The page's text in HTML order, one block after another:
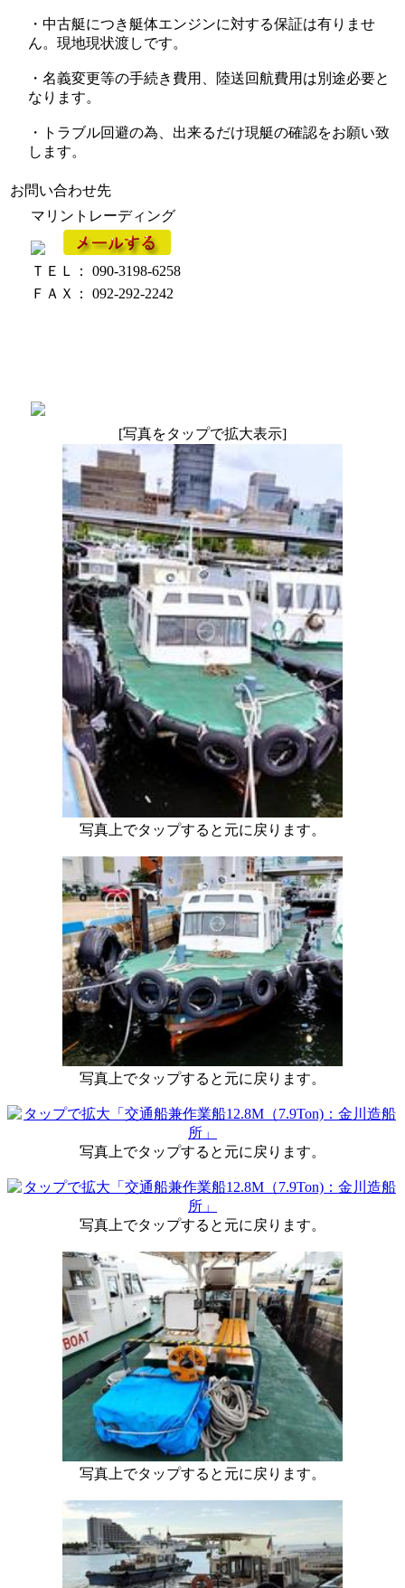
・中古艇につき艇体エンジンに対する保証は有りませ
ん。現地現状渡しです。
・名義変更等の手続き費用、陸送回航費用は別途必要と
なります。
・トラブル回避の為、出来るだけ現艇の確認をお願い致
します。
お問い合わせ先
マリントレーディング
ＴＥＬ： 090-3198-6258
ＦＡＸ： 092-292-2242
[写真をタップで拡大表示]
写真上でタップすると元に戻ります。
写真上でタップすると元に戻ります。
写真上でタップすると元に戻ります。
写真上でタップすると元に戻ります。
写真上でタップすると元に戻ります。